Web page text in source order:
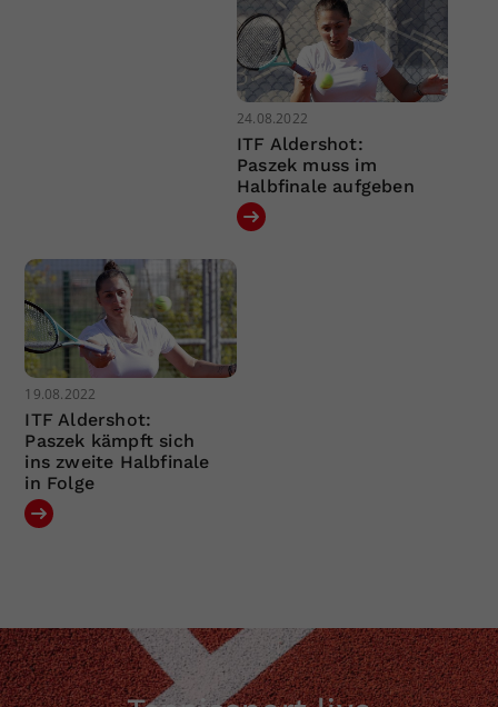
24.08.2022
ITF Aldershot:
Paszek muss im
Halbfinale aufgeben
19.08.2022
ITF Aldershot:
Paszek kämpft sich
ins zweite Halbfinale
in Folge